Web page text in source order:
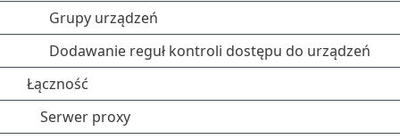
Grupy urządzeń
Dodawanie reguł kontroli dostępu do urządzeń
Łączność
Serwer proxy